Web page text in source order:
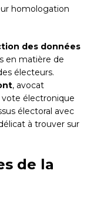
homologation
des données
en matière de
électeurs.
, avocat
vote électronique
électoral avec
à trouver sur
de la